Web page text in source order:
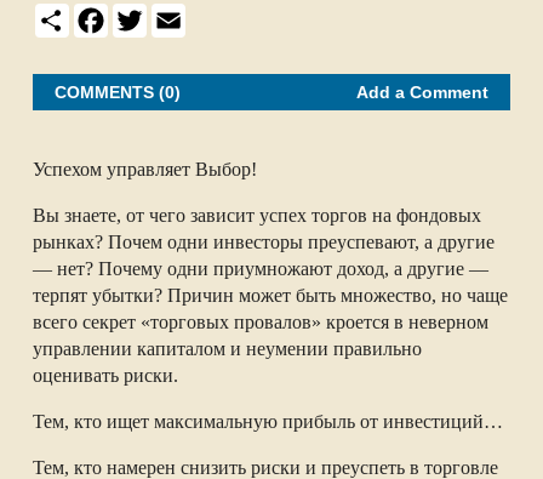
S
h
r
F
a
e
b
o
T
w
t
t
e
E
m
i
l
COMMENTS (0) Add a Comment
Успехом управляет Выбор!
Вы знаете, от чего зависит успех торгов на фондовых
рынках? Почем одни инвесторы преуспевают, а другие
— нет? Почему одни приумножают доход, а другие —
терпят убытки? Причин может быть множество, но чаще
всего секрет «торговых провалов» кроется в неверном
управлении капиталом и неумении правильно
оценивать риски.
Тем, кто ищет максимальную прибыль от инвестиций…
Тем, кто намерен снизить риски и преуспеть в торговле